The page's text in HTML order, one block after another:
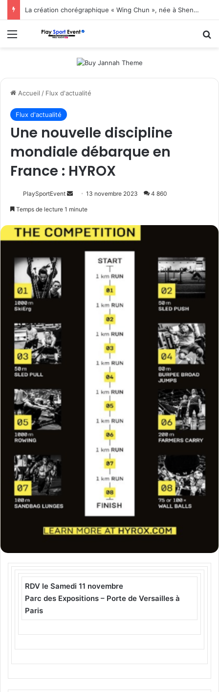
La création chorégraphique « Wing Chun », née à Shenzhen, fait ses débuts en Corée du Sud
Menu
Accueil / Flux d'actualité
Flux d'actualité
Une nouvelle discipline
mondiale débarque en
France : HYROX
PlaySportEvent
Envoyer13 novembre 2023 4 860
Temps de lecture 1 minute
RDV le Samedi 11 novembre
Parc des Expositions – Porte de Versailles à
Paris